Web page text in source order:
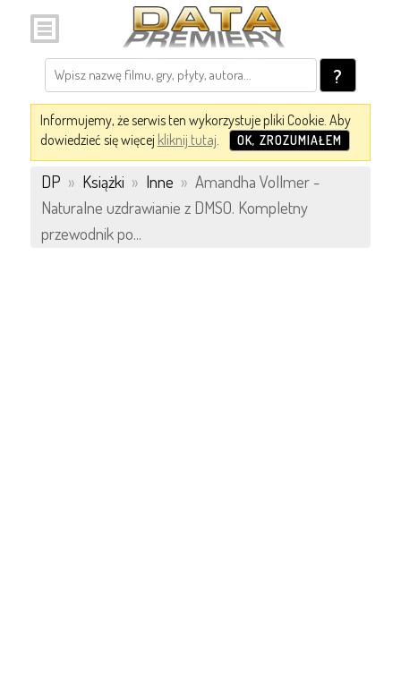
?
Informujemy, że serwis ten wykorzystuje pliki Cookie. Aby
dowiedzieć się więcej kliknij tutaj. OK, ZROZUMIAŁEM
DP » Książki » Inne » Amandha Vollmer -
Naturalne uzdrawianie z DMSO. Kompletny
przewodnik po...